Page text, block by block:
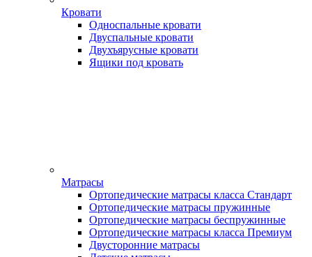
Кровати
Односпальные кровати
Двуспальные кровати
Двухъярусные кровати
Ящики под кровать
Матрасы
Ортопедические матрасы класса Стандарт
Ортопедические матрасы пружинные
Ортопедические матрасы беспружинные
Ортопедические матрасы класса Премиум
Двусторонние матрасы